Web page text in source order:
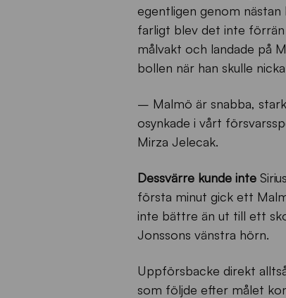
egentligen genom
farligt blev det inte
målvakt och landade på
bollen när han skulle
– Malmö är snabba,
osynkade i vårt
Mirza Jelecak.
Dessvärre kunde inte
första minut gick ett
inte bättre än ut till ett
Jonssons vänstra hörn.
Uppförsbacke direkt
som följde efter målet